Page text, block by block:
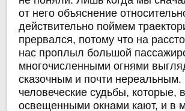
от него объяснение
действительно поймем
прервался, потому что на
нас проплыл большой
многочисленными огнями
сказочным и почти нереальным.
человеческие судьбы, которые,
освещенными окнами кают, и в